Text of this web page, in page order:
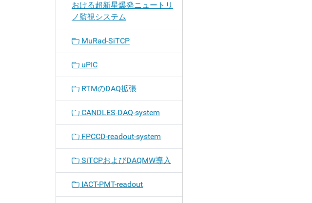
おける超新星爆発ニュートリ
ノ監視システム
MuRad-SiTCP
uPIC
RTMのDAQ拡張
CANDLES-DAQ-system
FPCCD-readout-system
SiTCPおよびDAQMW導入
IACT-PMT-readout